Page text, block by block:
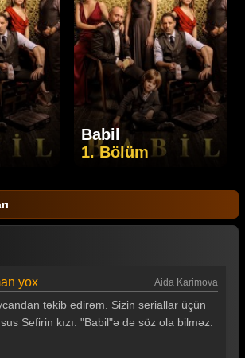
Babil
1. Bölüm
yox Aida Karimova
təkib edirəm. Sizin seriallar üçün
Sefirin kızı. "Babil"ə də söz ola bilməz.